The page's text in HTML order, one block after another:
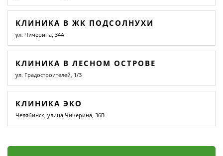
КЛИНИКА В ЖК ПОДСОЛНУХИ
ул. Чичерина, 34А
КЛИНИКА В ЛЕСНОМ ОСТРОВЕ
ул. Градостроителей, 1/3
КЛИНИКА ЭКО
Челябинск, улица Чичерина, 36В